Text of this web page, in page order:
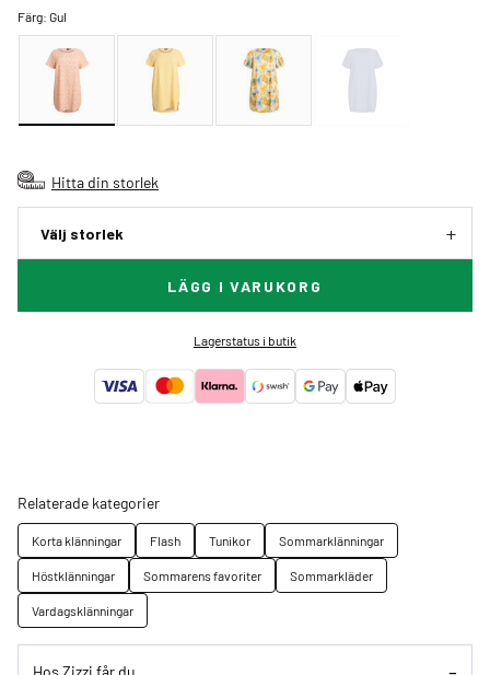
Färg:Gul
Hitta din storlek
Välj storlek
LÄGG I VARUKORG
Lagerstatus i butik
Relaterade kategorier
Korta klänningar Flash Tunikor
Sommarklänningar
Höstklänningar
Sommarens favoriter
Sommarkläder
Vardagsklänningar
Hos Zizzi får du